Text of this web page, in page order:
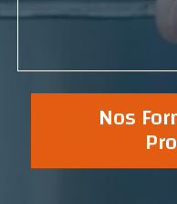
Nos